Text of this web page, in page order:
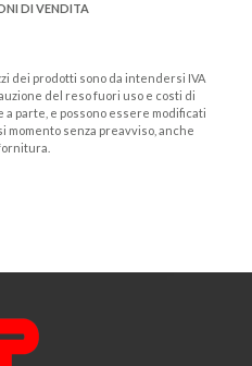
DI VENDITA
dei prodotti sono da intendersi IVA
del reso fuori uso e costi di
a parte, e possono essere modificati
momento senza preavviso, anche